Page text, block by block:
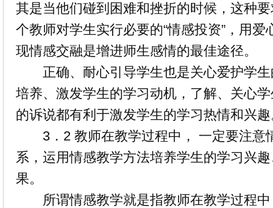
其是当他们碰到困难和挫折的时候，这种
个教师对学生实行必要的“情感投资”，用
现情感交融是增进师生感情的最佳途径。
正确、耐心引导学生也是关心爱护学生
培养、激发学生的学习动机，了解、关心
的诉说都有利于激发学生的学习热情和兴
3．2 教师在教学过程中， 一定要注意
系，运用情感教学方法培养学生的学习兴
果。
所谓情感教学就是指教师在教学过程中